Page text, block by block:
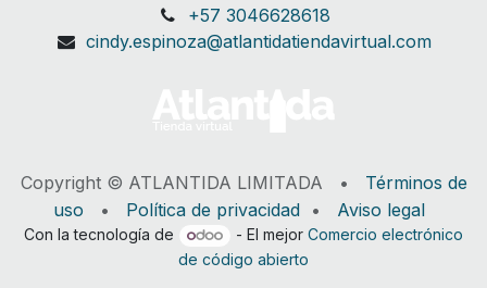
+57 3046628618
cindy.espinoza@atlantidatiendavirtual.com
Copyright © ATLANTIDA LIMITADA • Términos de
uso • Política de privacidad • Aviso legal
Con la tecnología de - El mejor Comercio electrónico
de código abierto